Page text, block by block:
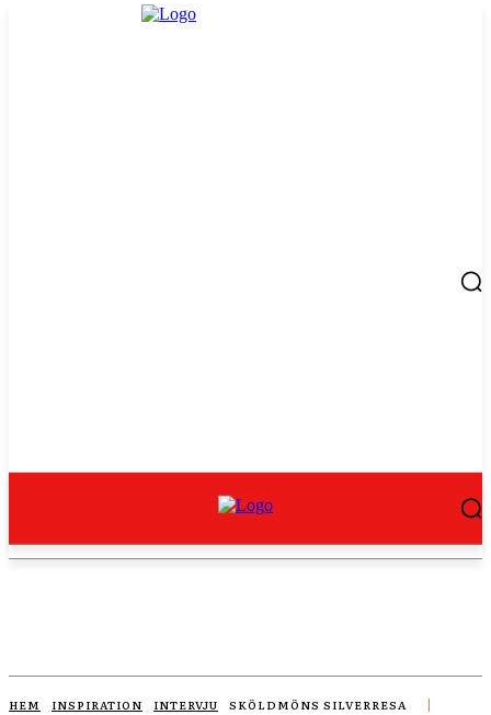
HEM INSPIRATION INTERVJU SKÖLDMÖNS SILVERRESA